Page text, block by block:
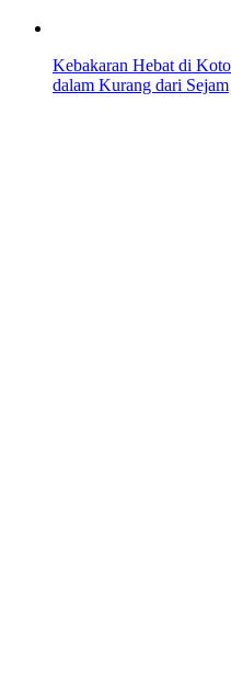
Kebakaran Hebat di
dalam Kurang dari Sejam